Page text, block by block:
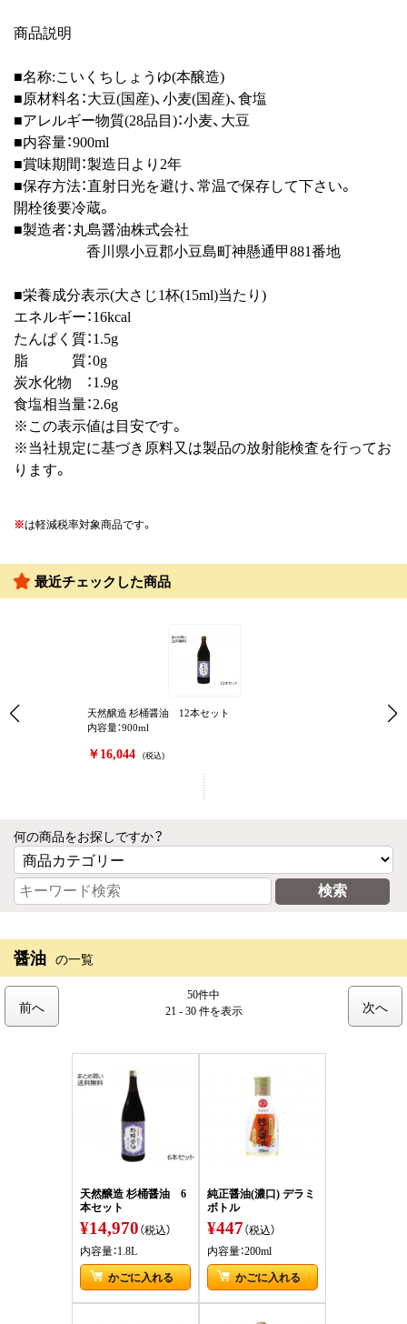
商品説明
■名称:こいくちしょうゆ(本醸造)
■原材料名：大豆(国産)、小麦(国産)、食塩
■アレルギー物質(28品目)：小麦、大豆
■内容量：900ml
■賞味期間：製造日より2年
■保存方法：直射日光を避け、常温で保存して下さい。
開栓後要冷蔵。
■製造者：丸島醤油株式会社
香川県小豆郡小豆島町神懸通甲881番地
■栄養成分表示(大さじ1杯(15ml)当たり)
エネルギー：16kcal
たんぱく質：1.5g
脂 質：0g
炭水化物 ：1.9g
食塩相当量：2.6g
※この表示値は目安です。
※当社規定に基づき原料又は製品の放射能検査を行ってお
ります。
※は軽減税率対象商品です。
最近チェックした商品
天然醸造 杉桶醤油 12本セット
内容量：900ml
￥16,044 (税込)
何の商品をお探しですか？
醤油 の一覧
50件中
21 - 30 件を表示
前へ 次へ
天然醸造 杉桶醤油 6
本セット
¥14,970（税込）
内容量：1.8L
かごに入れる
純正醤油(濃口) デラミ
ボトル
¥447（税込）
内容量：200ml
かごに入れる